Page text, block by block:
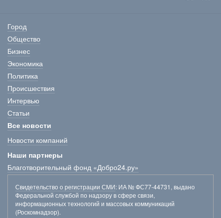
Город
Общество
Бизнес
Экономика
Политика
Происшествия
Интервью
Статьи
Все новости
Новости компаний
Наши партнеры
Благотворительный фонд «Добро24.ру»
Свидетельство о регистрации СМИ: ИА № ФС77-44731, выдано
Федеральной службой по надзору в сфере связи,
информационных технологий и массовых коммуникаций
(Роскомнадзор).